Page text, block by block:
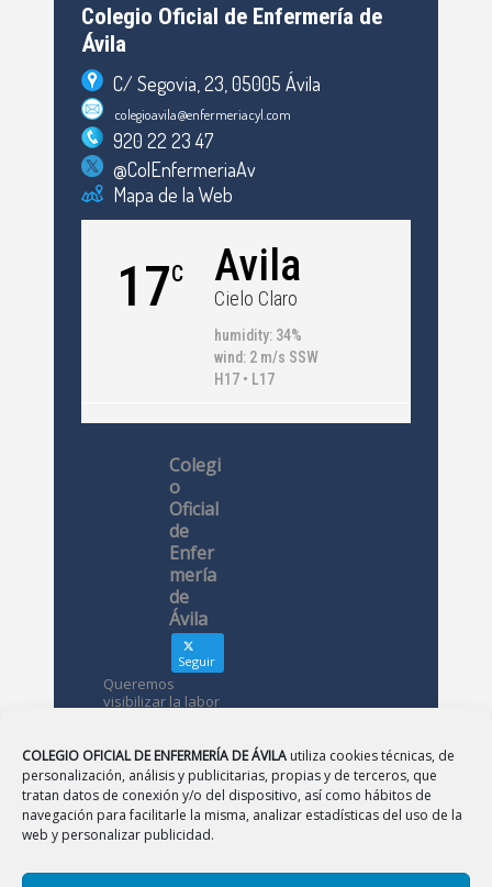
COLEGIO OFICIAL DE ENFERMERÍA DE ÁVILA utiliza cookies técnicas, de
personalización, análisis y publicitarias, propias y de terceros, que
tratan datos de conexión y/o del dispositivo, así como hábitos de
navegación para facilitarle la misma, analizar estadísticas del uso de la
web y personalizar publicidad.
Colegio Oficial de Enfermería de
Ávila
C/ Segovia, 23, 05005 Ávila
colegioavila@enfermeriacyl.com
920 22 23 47
@ColEnfermeriaAv
Mapa de la Web
17C Avila
Cielo Claro
humidity: 34%
wind: 2 m/s SSW
H17 • L17
Colegi
o
Oficial
de
Enfer
mería
de
Ávila
Seguir
Queremos
visibilizar la labor
conoces?
Avatar Colegio
Oficial de
de Ávila